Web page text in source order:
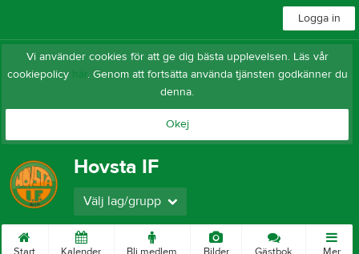
Logga in
Vi använder cookies för att ge dig bästa upplevelsen. Läs vår
cookiepolicy här. Genom att fortsätta använda tjänsten godkänner du
denna.
Okej
Hovsta IF
Välj lag/grupp